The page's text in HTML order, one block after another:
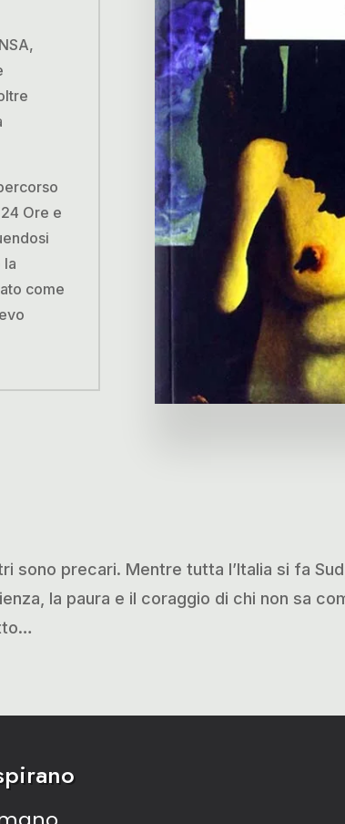
Ore e
la
come
sono precari. Mentre tutta l’Italia si fa
la paura e il coraggio di chi non sa